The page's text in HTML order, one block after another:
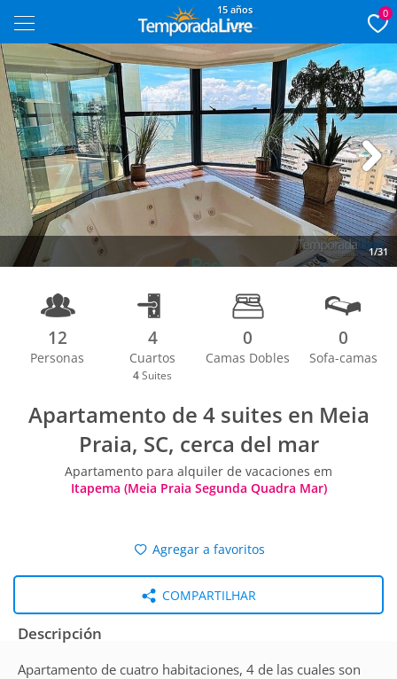
15 años 0
1/31
Next
12
Personas
4
Cuartos
4 Suites
0
Camas Dobles
0
Sofa-camas
Apartamento de 4 suites en Meia
Praia, SC, cerca del mar
Apartamento para alquiler de vacaciones em
Itapema (Meia Praia Segunda Quadra Mar)
Agregar a favoritos
COMPARTILHAR
Descripción
Apartamento de cuatro habitaciones, 4 de las cuales son